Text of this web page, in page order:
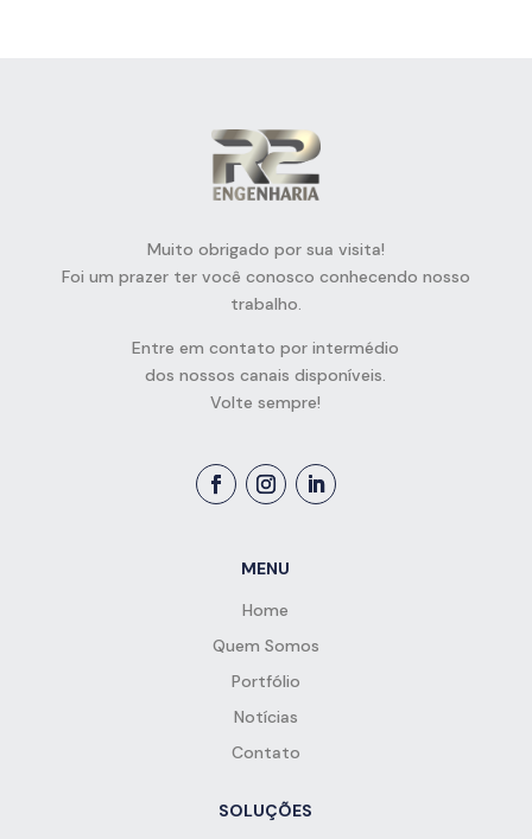
Muito obrigado por sua visita!
Foi um prazer ter você conosco conhecendo nosso
trabalho.
Entre em contato por intermédio
dos nossos canais disponíveis.
Volte sempre!
MENU
Home
Quem Somos
Portfólio
Notícias
Contato
SOLUÇÕES